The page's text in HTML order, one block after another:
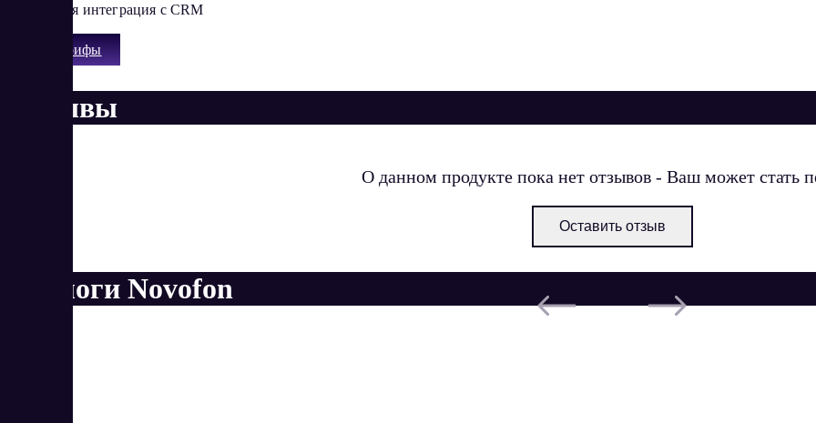
Бесплатная интеграция с CRM
Все тарифы
Отзывы
О данном продукте пока нет отзывов - Ваш может стать
Оставить отзыв
Аналоги Novofon